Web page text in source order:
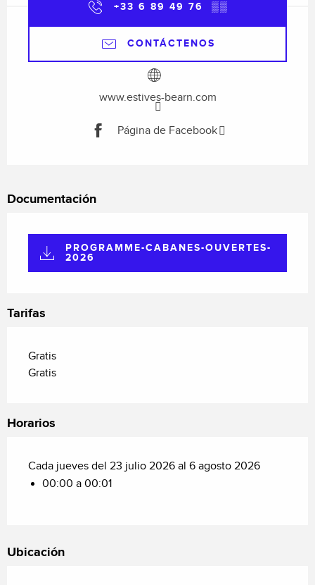
+33 6 89 49 76 ▒▒
CONTÁCTENOS
www.estives-bearn.com
Página de Facebook
Documentación
PROGRAMME-CABANES-OUVERTES-
2026
Tarifas
Gratis
Gratis
Horarios
Cada jueves del 23 julio 2026 al 6 agosto 2026
00:00 a 00:01
Ubicación